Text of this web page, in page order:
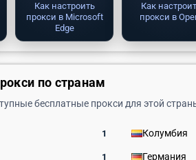
Как настроить
прокси в Microsoft
Edge
Как
прокси в
по странам
бесплатные прокси для этой
1 Колумбия
1 Германия